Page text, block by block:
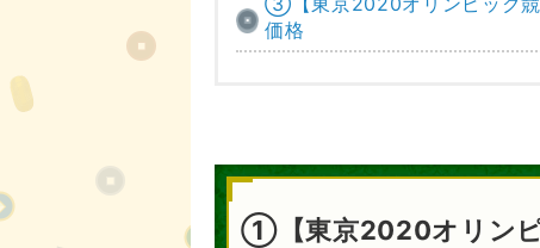
価格
①【東京2020オリンピ